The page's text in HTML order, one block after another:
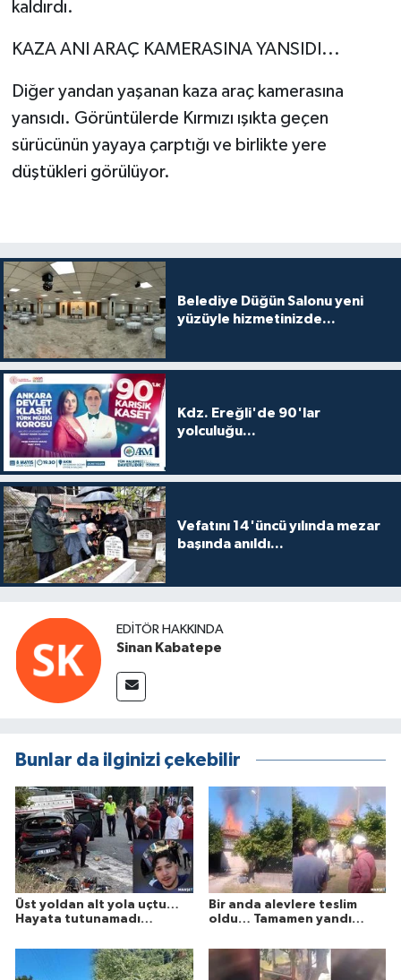
kaldırdı.
KAZA ANI ARAÇ KAMERASINA YANSIDI...
Diğer yandan yaşanan kaza araç kamerasına
yansıdı. Görüntülerde Kırmızı ışıkta geçen
sürücünün yayaya çarptığı ve birlikte yere
düştükleri görülüyor.
Belediye Düğün Salonu yeni
yüzüyle hizmetinizde...
Kdz. Ereğli'de 90'lar
yolculuğu...
Vefatını 14'üncü yılında mezar
başında anıldı...
EDITÖR HAKKINDA
Sinan Kabatepe
Bunlar da ilginizi çekebilir
Üst yoldan alt yola uçtu…
Hayata tutunamadı…
Bir anda alevlere teslim
oldu… Tamamen yandı…